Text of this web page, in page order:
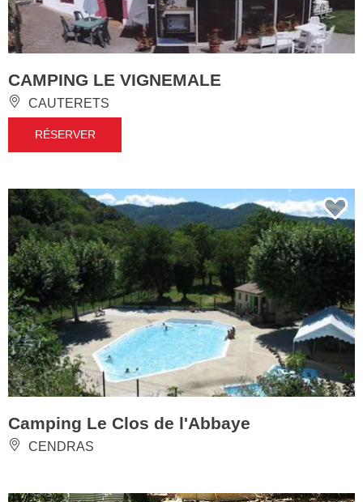
CAMPING LE VIGNEMALE
CAUTERETS
RÉSERVER
Camping Le Clos de l'Abbaye
CENDRAS